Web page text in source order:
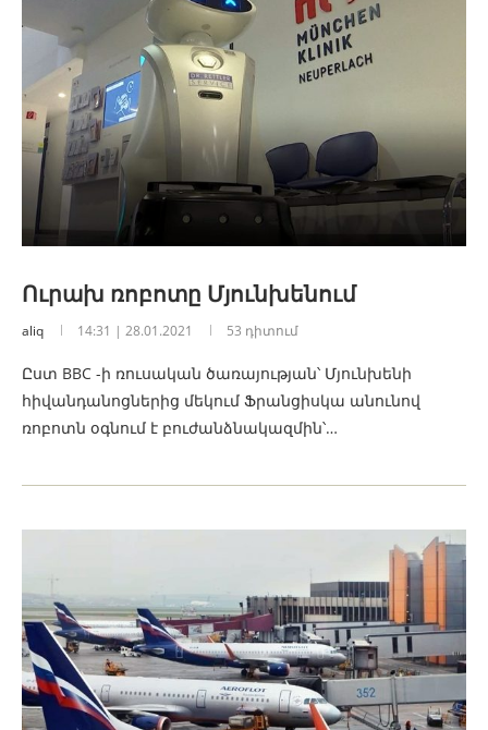
Ուրախ ռոբոտը Մյունխենում
aliq 14:31 | 28.01.2021 53 դիտում
Ըստ BBC -ի ռուսական ծառայության՝ Մյունխենի
հիվանդանոցներից մեկում Ֆրանցիսկա անունով
ռոբոտն օգնում է բուժանձնակազմին՝…